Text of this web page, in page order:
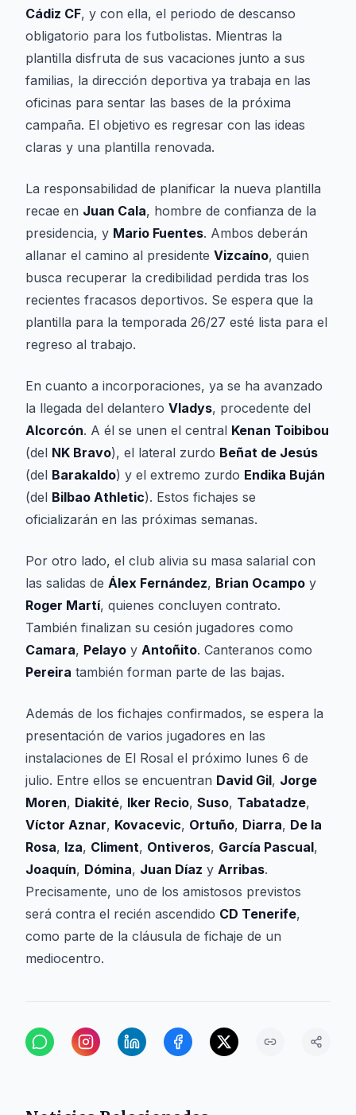
Cádiz CF, y con ella, el periodo de descanso
obligatorio para los futbolistas. Mientras la
plantilla disfruta de sus vacaciones junto a sus
familias, la dirección deportiva ya trabaja en las
oficinas para sentar las bases de la próxima
campaña. El objetivo es regresar con las ideas
claras y una plantilla renovada.
La responsabilidad de planificar la nueva plantilla
recae en Juan Cala, hombre de confianza de la
presidencia, y Mario Fuentes. Ambos deberán
allanar el camino al presidente Vizcaíno, quien
busca recuperar la credibilidad perdida tras los
recientes fracasos deportivos. Se espera que la
plantilla para la temporada 26/27 esté lista para el
regreso al trabajo.
En cuanto a incorporaciones, ya se ha avanzado
la llegada del delantero Vladys, procedente del
Alcorcón. A él se unen el central Kenan Toibibou
(del NK Bravo), el lateral zurdo Beñat de Jesús
(del Barakaldo) y el extremo zurdo Endika Buján
(del Bilbao Athletic). Estos fichajes se
oficializarán en las próximas semanas.
Por otro lado, el club alivia su masa salarial con
las salidas de Álex Fernández, Brian Ocampo y
Roger Martí, quienes concluyen contrato.
También finalizan su cesión jugadores como
Camara, Pelayo y Antoñito. Canteranos como
Pereira también forman parte de las bajas.
Además de los fichajes confirmados, se espera la
presentación de varios jugadores en las
instalaciones de El Rosal el próximo lunes 6 de
julio. Entre ellos se encuentran David Gil, Jorge
Moren, Diakité, Iker Recio, Suso, Tabatadze,
Víctor Aznar, Kovacevic, Ortuño, Diarra, De la
Rosa, Iza, Climent, Ontiveros, García Pascual,
Joaquín, Dómina, Juan Díaz y Arribas.
Precisamente, uno de los amistosos previstos
será contra el recién ascendido CD Tenerife,
como parte de la cláusula de fichaje de un
mediocentro.